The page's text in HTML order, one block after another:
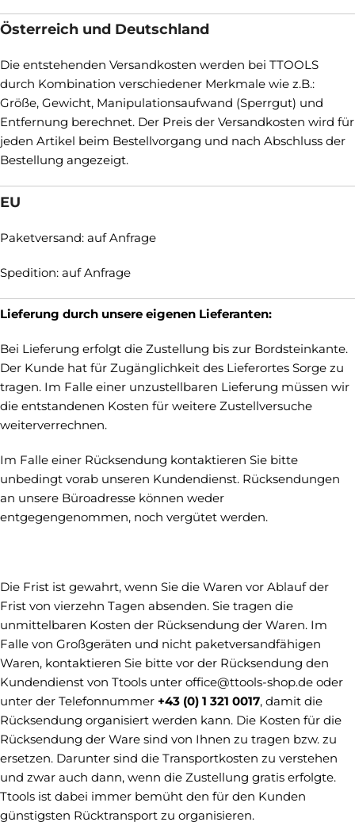
Österreich und Deutschland
Die entstehenden Versandkosten werden bei TTOOLS
durch Kombination verschiedener Merkmale wie z.B.:
Größe, Gewicht, Manipulationsaufwand (Sperrgut) und
Entfernung berechnet. Der Preis der Versandkosten wird für
jeden Artikel beim Bestellvorgang und nach Abschluss der
Bestellung angezeigt.
EU
Paketversand: auf Anfrage
Spedition: auf Anfrage
Lieferung durch unsere eigenen Lieferanten:
Bei Lieferung erfolgt die Zustellung bis zur Bordsteinkante.
Der Kunde hat für Zugänglichkeit des Lieferortes Sorge zu
tragen. Im Falle einer unzustellbaren Lieferung müssen wir
die entstandenen Kosten für weitere Zustellversuche
weiterverrechnen.
Im Falle einer Rücksendung kontaktieren Sie bitte
unbedingt vorab unseren Kundendienst. Rücksendungen
an unsere Büroadresse können weder
entgegengenommen, noch vergütet werden.
Die Frist ist gewahrt, wenn Sie die Waren vor Ablauf der
Frist von vierzehn Tagen absenden. Sie tragen die
unmittelbaren Kosten der Rücksendung der Waren. Im
Falle von Großgeräten und nicht paketversandfähigen
Waren, kontaktieren Sie bitte vor der Rücksendung den
Kundendienst von Ttools unter office@ttools-shop.de oder
unter der Telefonnummer +43 (0) 1 321 0017, damit die
Rücksendung organisiert werden kann. Die Kosten für die
Rücksendung der Ware sind von Ihnen zu tragen bzw. zu
ersetzen. Darunter sind die Transportkosten zu verstehen
und zwar auch dann, wenn die Zustellung gratis erfolgte.
Ttools ist dabei immer bemüht den für den Kunden
günstigsten Rücktransport zu organisieren.